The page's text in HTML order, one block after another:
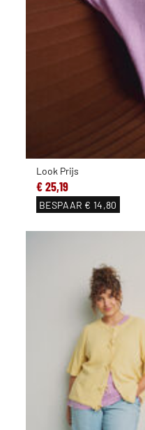
Look Prijs
€ 25,19
BESPAAR € 14,80